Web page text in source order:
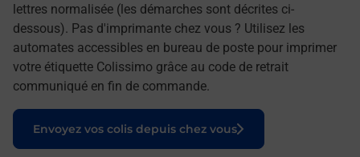
lettres normalisée (les démarches sont décrites ci-
dessous). Pas d'imprimante chez vous ? Utilisez les
automates accessibles en bureau de poste pour imprimer
votre étiquette Colissimo grâce au code de retrait
communiqué en fin de commande.
Envoyez vos colis depuis chez vous
Le lien s'ouvre dans un nouvel onglet